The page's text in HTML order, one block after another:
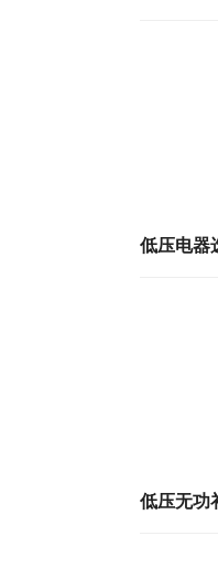
低压电器